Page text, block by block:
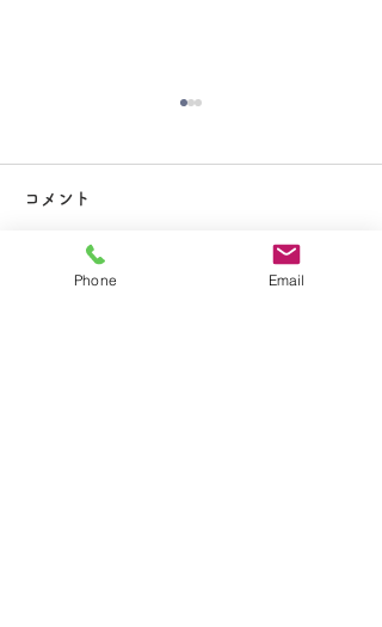
夏休み期間中のお知らせ
コメント
コメントを追加…
Phone Email